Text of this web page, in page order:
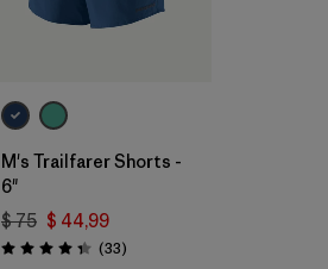
M's Trailfarer Shorts -
6"
$ 75 $ 44,99
Valoración: 4.3 / 5
(33Comentarios
)